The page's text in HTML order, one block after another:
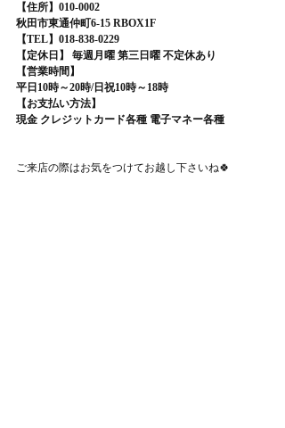
【住所】010-0002
秋田市東通仲町6-15 RBOX1F
【TEL】018-838-0229
【定休日】 毎週月曜 第三日曜 不定休あり
【営業時間】
平日10時～20時/日祝10時～18時
【お支払い方法】
現金 クレジットカード各種 電子マネー各種
ご来店の際はお気をつけてお越し下さいね🍀